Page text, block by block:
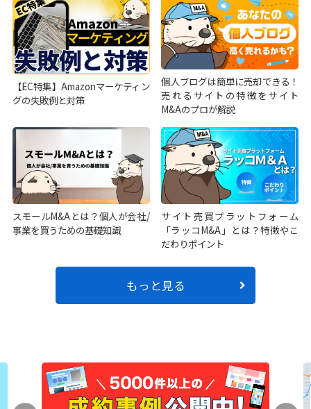
【EC特集】Amazonマーケティン
グの失敗例と対策
個人ブログは簡単に売却できる！
売れるサイトの特徴をサイト
M&Aのプロが解説
スモールM&Aとは？個人が会社/
事業を買うための基礎知識
サイト売買プラットフォーム
「ラッコM&A」とは？特徴やこ
だわりポイント
もっと見る